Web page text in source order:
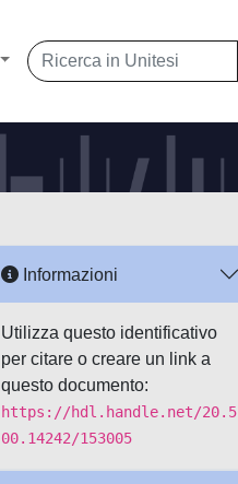
Informazioni
Utilizza questo identificativo
per citare o creare un link a
questo documento:
https://hdl.handle.net/20.5
00.14242/153005